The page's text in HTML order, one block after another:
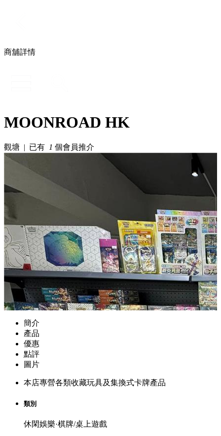
商舖詳情
MOONROAD HK
觀塘 | 已有 1 個會員推介
簡介
產品
優惠
點評
圖片
本店專營各類收藏玩具及集換式卡牌產品
類別
休閑娛樂·棋牌/桌上遊戲